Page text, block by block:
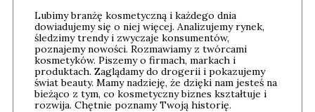
Lubimy branżę kosmetyczną i każdego dnia
dowiadujemy się o niej więcej. Analizujemy rynek,
śledzimy trendy i zwyczaje konsumentów,
poznajemy nowości. Rozmawiamy z twórcami
kosmetyków. Piszemy o firmach, markach i
produktach. Zaglądamy do drogerii i pokazujemy
świat beauty. Mamy nadzieję, że dzięki nam jesteś na
bieżąco z tym, co kosmetyczny biznes kształtuje i
rozwija. Chętnie poznamy Twoją historię.